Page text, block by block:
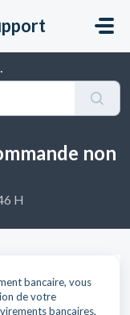
non
H
bancaire, vous
de votre
bancaires,